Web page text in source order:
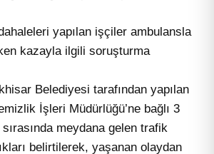
yapılan işçiler ambulansla
kazayla ilgili soruşturma
Belediyesi tarafından yapılan
İşleri Müdürlüğü’ne bağlı 3
meydana gelen trafik
belirtilerek, yaşanan olaydan